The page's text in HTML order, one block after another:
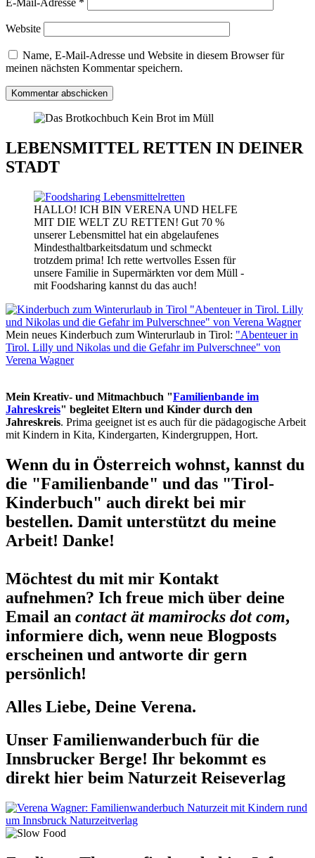
E-Mail-Adresse *
Website
Name, E-Mail-Adresse und Website in diesem Browser für
meinen nächsten Kommentar speichern.
LEBENSMITTEL RETTEN IN DEINER
STADT
HALLO! ICH BIN VERENA UND HELFE
MIT DIE WELT ZU RETTEN! Gut 70 %
unserer Lebensmittel hat ein abgelaufenes
Mindesthaltbarkeitsdatum und schmeckt
trotzdem prima! Ich rette wertvolles Essen für
unsere Familie in Supermärkten vor dem Müll -
mit Foodsharing kannst du das auch!
Mein neues Kinderbuch zum Winterurlaub in Tirol: "Abenteuer in
Tirol. Lilly und Nikolas und die Gefahr im Pulverschnee" von
Verena Wagner
Mein Kreativ- und Mitmachbuch "Familienbande im
Jahreskreis" begleitet Eltern und Kinder durch den
Jahreskreis. Prima geeignet ist es auch für die pädagogische Arbeit
mit Kindern in Kita, Kindergarten, Kindergruppen, Hort.
Wenn du in Österreich wohnst, kannst du
die "Familienbande" und das "Tirol-
Kinderbuch" auch direkt bei mir
bestellen. Damit unterstützt du meine
Arbeit! Danke!
Möchtest du mit mir Kontakt
aufnehmen? Ich freue mich über deine
Email an contact ät mamirocks dot com,
informiere dich, wenn neue Blogposts
erscheinen und antworte dir gern
persönlich!
Alles Liebe, Deine Verena.
Unser Familienwanderbuch für die
Innsbrucker Berge! Ihr bekommt es
direkt hier beim Naturzeit Reiseverlag